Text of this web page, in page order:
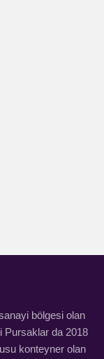
bölgesi olan
Pursaklar da 2018
konteyner olan